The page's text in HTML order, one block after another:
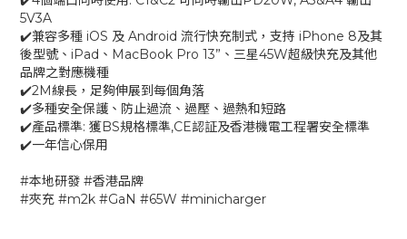
5V3A
✔️兼容多種 iOS 及 Android 流行快充制式，支持 iPhone 8及其
後型號、iPad、MacBook Pro 13”、三星45W超級快充及其他
品牌之對應機種
✔️2M線長，足夠伸展到每個角落
✔️多種安全保護、防止過流、過壓、過熱和短路
✔️產品標準: 獲BS規格標準,CE認証及香港機電工程署安全標準
✔️一年信心保用
#本地研發 #香港品牌
#夾充 #m2k #GaN #65W #minicharger